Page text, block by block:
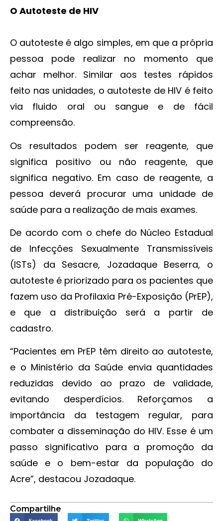
O Autoteste de HIV
O autoteste é algo simples, em que a própria
pessoa pode realizar no momento que
achar melhor. Similar aos testes rápidos
feito nas unidades, o autoteste de HIV é feito
via fluido oral ou sangue e de fácil
compreensão.
Os resultados podem ser reagente, que
significa positivo ou não reagente, que
significa negativo. Em caso de reagente, a
pessoa deverá procurar uma unidade de
saúde para a realização de mais exames.
De acordo com o chefe do Núcleo Estadual
de Infecções Sexualmente Transmissíveis
(ISTs) da Sesacre, Jozadaque Beserra, o
autoteste é priorizado para os pacientes que
fazem uso da Profilaxia Pré-Exposição (PrEP),
e que a distribuição será a partir de
cadastro.
“Pacientes em PrEP têm direito ao autoteste,
e o Ministério da Saúde envia quantidades
reduzidas devido ao prazo de validade,
evitando desperdícios. Reforçamos a
importância da testagem regular, para
combater a disseminação do HIV. Esse é um
passo significativo para a promoção da
saúde e o bem-estar da população do
Acre”, destacou Jozadaque.
Compartilhe